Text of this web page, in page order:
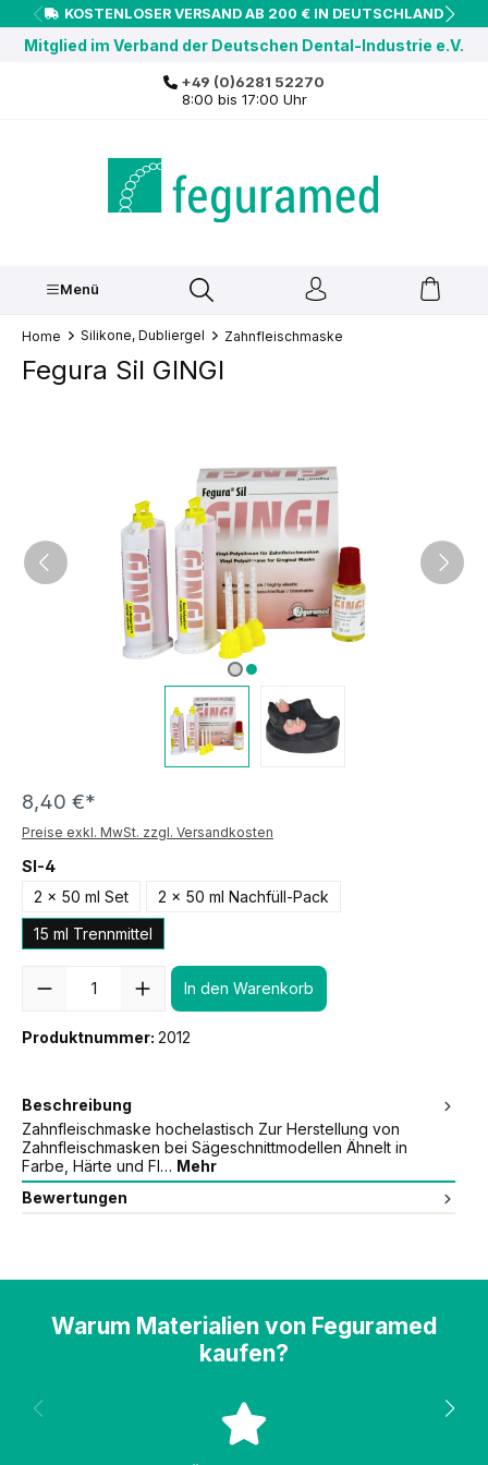
springen
KOSTENLOSER VERSAND AB 200 € IN DEUTSCHLAND
Mitglied im Verband der Deutschen Dental-Industrie e.V.
+49 (0)6281 52270
8:00 bis 17:00 Uhr
Menü
Home Silikone, Dubliergel Zahnfleischmaske
Fegura Sil GINGI
8,40 €*
Preise exkl. MwSt. zzgl. Versandkosten
SI-4
2 x 50 ml Set
2 x 50 ml Nachfüll-Pack
15 ml Trennmittel
In den Warenkorb
Produktnummer: 2012
Beschreibung
Zahnfleischmaske hochelastisch Zur Herstellung von
Zahnfleischmasken bei Sägeschnittmodellen Ähnelt in
Farbe, Härte und Fl… Mehr
Bewertungen
Warum Materialien von Feguramed
kaufen?